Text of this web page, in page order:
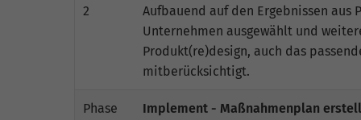
2
Aufbauend auf den Ergebnissen
Unternehmen ausgewählt und
Produkt(re)design, auch das
mitberücksichtigt.
Phase
Implement - Maßnahmenplan